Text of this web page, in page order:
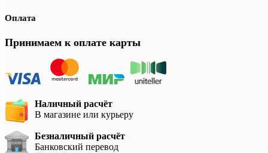
Оплата
Принимаем к оплате карты
Наличный расчёт
В магазине или курьеру
Безналичный расчёт
Банковский перевод